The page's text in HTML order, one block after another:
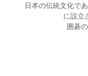
日本の伝統文化で
に設立
囲碁